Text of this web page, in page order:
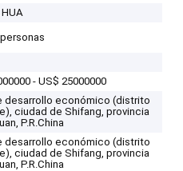
- US$ 25000000
desarrollo económico (distrito
ciudad de Shifang, provincia
P.R.China
desarrollo económico (distrito
ciudad de Shifang, provincia
P.R.China